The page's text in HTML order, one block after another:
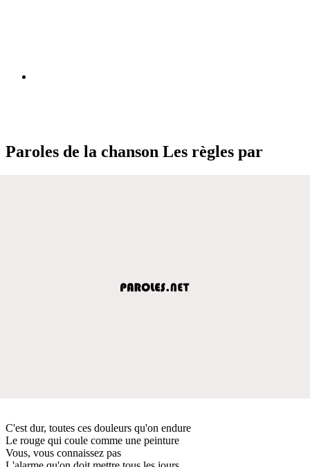
Paroles de la chanson Les règles par
C'est dur, toutes ces douleurs qu'on endure
Le rouge qui coule comme une peinture
Vous, vous connaissez pas